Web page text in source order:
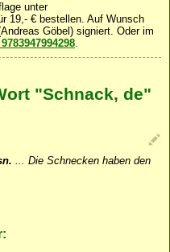
unter
19,- € bestellen. Auf Wunsch
Göbel) signiert. Oder im
9783947994298.
"Schnack, de"
... Die Schnecken haben den